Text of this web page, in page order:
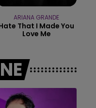
ARIANA GRANDE
That I Made You
Love Me